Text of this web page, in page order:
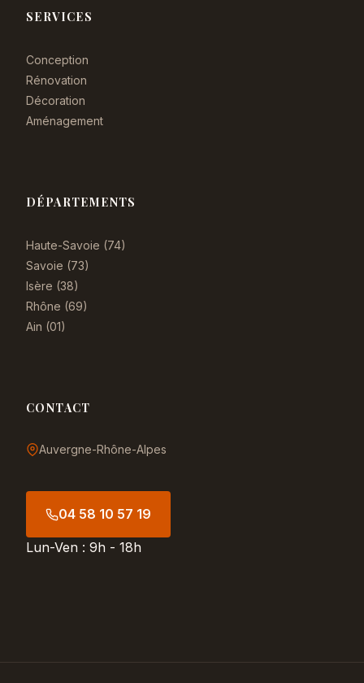
SERVICES
Conception
Rénovation
Décoration
Aménagement
DÉPARTEMENTS
Haute-Savoie (74)
Savoie (73)
Isère (38)
Rhône (69)
Ain (01)
CONTACT
Auvergne-Rhône-Alpes
04 58 10 57 19
Lun-Ven : 9h - 18h